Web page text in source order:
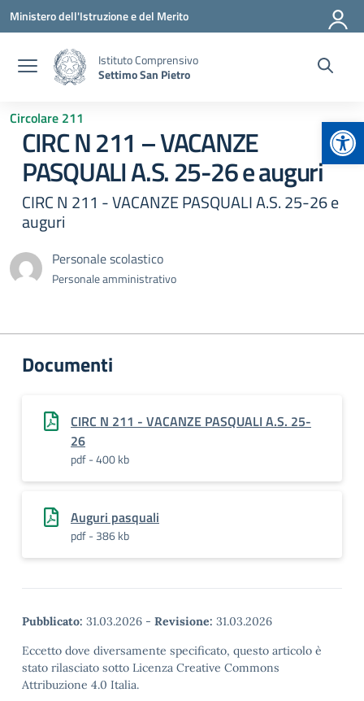
Vai ai contenuti
Vai al menu di navigazione
Vai al footer
Ministero dell'Istruzione e del Merito
Istituto Comprensivo
Settimo San Pietro
Circolare 211
CIRC N 211 – VACANZE
PASQUALI A.S. 25-26 e auguri
CIRC N 211 - VACANZE PASQUALI A.S. 25-26 e
auguri
Personale scolastico
Personale amministrativo
Documenti
CIRC N 211 - VACANZE PASQUALI A.S. 25-
26
pdf - 400 kb
Auguri pasquali
pdf - 386 kb
Pubblicato: 31.03.2026 - Revisione: 31.03.2026
Eccetto dove diversamente specificato, questo articolo è
stato rilasciato sotto Licenza Creative Commons
Attribuzione 4.0 Italia.